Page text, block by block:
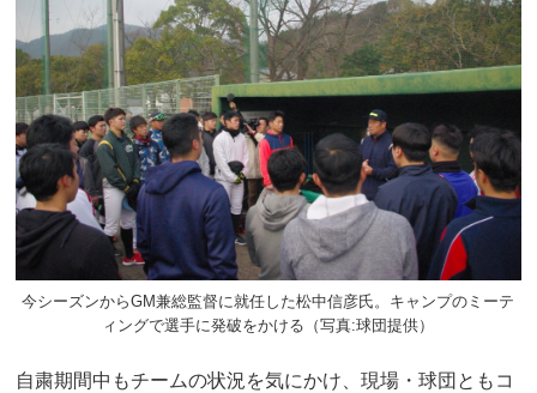
今シーズンからGM兼総監督に就任した松中信彦氏。キャンプのミーテ
ィングで選手に発破をかける（写真:球団提供）
自粛期間中もチームの状況を気にかけ、現場・球団ともコ